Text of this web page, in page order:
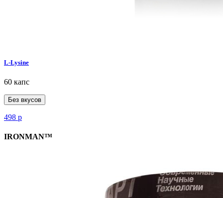
L-Lysine
60 капс
Без вкусов
498 р
IRONMAN™